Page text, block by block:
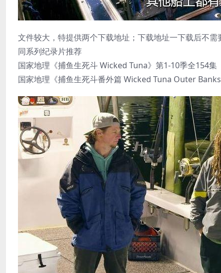
文件较大，特提供两个下载地址；下载地址一下载后不
同系列纪录片推荐
国家地理《捕鱼生死斗 Wicked Tuna》第1-10季全154集
国家地理《捕鱼生死斗番外篇 Wicked Tuna Outer